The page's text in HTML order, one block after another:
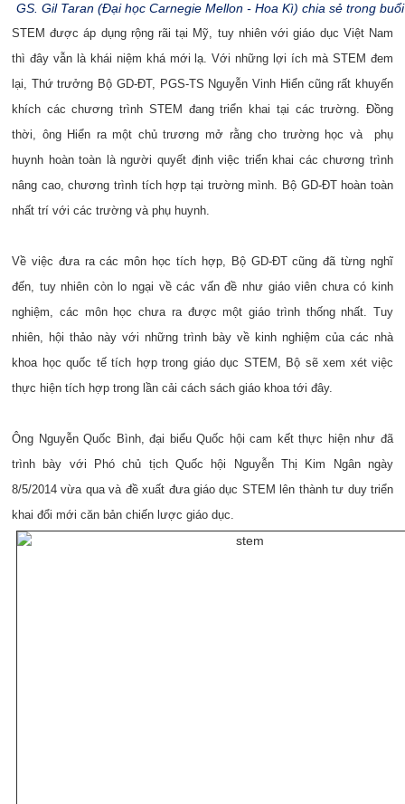
GS. Gil Taran (Đại học Carnegie Mellon - Hoa Kì) chia sẻ trong
STEM được áp dụng rộng rãi tại Mỹ, tuy nhiên với giáo dục Việt Nam
thì đây vẫn là khái niệm khá mới lạ. Với những lợi ích mà STEM đem
lại, Thứ trưởng Bộ GD-ĐT, PGS-TS Nguyễn Vinh Hiển cũng rất khuyến
khích các chương trình STEM đang triển khai tại các trường. Đồng
thời, ông Hiển ra một chủ trương mở rằng cho trường học và phụ
huynh hoàn toàn là người quyết định việc triển khai các chương trình
nâng cao, chương trình tích hợp tại trường mình. Bộ GD-ĐT hoàn toàn
nhất trí với các trường và phụ huynh.
Về việc đưa ra các môn học tích hợp, Bộ GD-ĐT cũng đã từng nghĩ
đến, tuy nhiên còn lo ngại về các vấn đề như giáo viên chưa có kinh
nghiệm, các môn học chưa ra được một giáo trình thống nhất. Tuy
nhiên, hội thảo này với những trình bày về kinh nghiệm của các nhà
khoa học quốc tế tích hợp trong giáo dục STEM, Bộ sẽ xem xét việc
thực hiện tích hợp trong lần cải cách sách giáo khoa tới đây.
Ông Nguyễn Quốc Bình, đại biểu Quốc hội cam kết thực hiện như đã
trình bày với Phó chủ tịch Quốc hội Nguyễn Thị Kim Ngân ngày
8/5/2014 vừa qua và đề xuất đưa giáo dục STEM lên thành tư duy triển
khai đổi mới căn bản chiến lược giáo dục.